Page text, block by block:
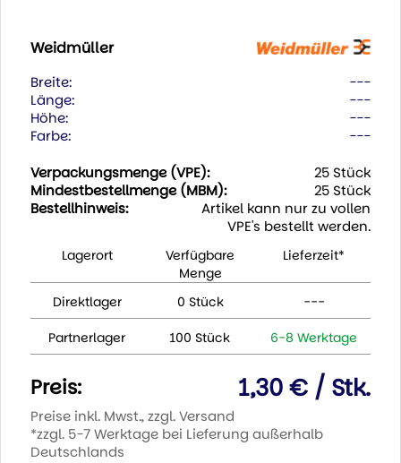
Weidmüller
Breite:
---
Länge:
---
Höhe:
---
Farbe:
---
Verpackungsmenge (VPE):
25 Stück
Mindestbestellmenge (MBM):
25 Stück
Bestellhinweis:
Artikel kann nur zu vollen
VPE's bestellt werden.
Lagerort
Verfügbare
Menge
Lieferzeit*
Direktlager 0 Stück ---
Partnerlager 100 Stück 6-8 Werktage
Preis: 1,30 € / Stk.
Preise inkl. Mwst., zzgl. Versand
*zzgl. 5-7 Werktage bei Lieferung außerhalb
Deutschlands